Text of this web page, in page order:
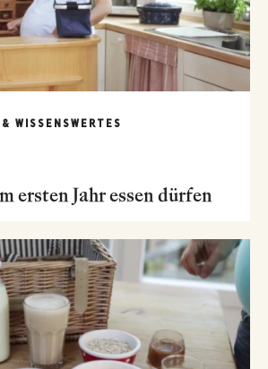
WISSENSWERTES
ersten Jahr essen dürfen